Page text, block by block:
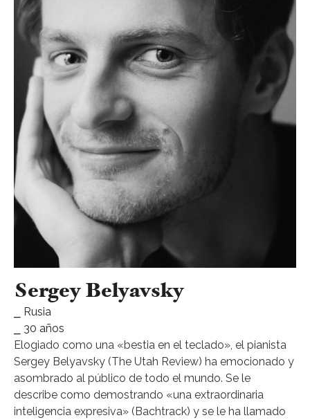
Sergey Belyavsky
⎯ Rusia
⎯ 30 años
Elogiado como una «bestia en el teclado», el pianista
Sergey Belyavsky (The Utah Review) ha emocionado y
asombrado al público de todo el mundo. Se le
describe como demostrando «una extraordinaria
inteligencia expresiva» (Bachtrack) y se le ha llamado